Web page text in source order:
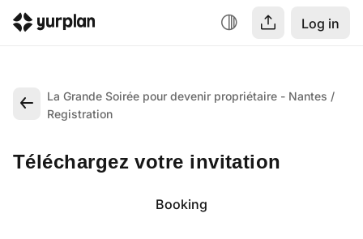
Log in
La Grande Soirée pour devenir propriétaire - Nantes
Registration
Téléchargez votre invitation